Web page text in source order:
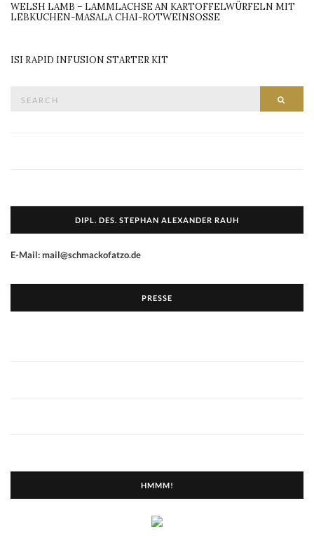
WELSH LAMB – LAMMLACHSE AN KARTOFFELWÜRFELN MIT
LEBKUCHEN-MASALA CHAI-ROTWEINSOSSE
ISI RAPID INFUSION STARTER KIT
DIPL. DES. STEPHAN ALEXANDER RAUH
E-Mail: mail@schmackofatzo.de
PRESSE
HMMM!